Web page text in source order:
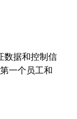
数据和控制信
一个员工和